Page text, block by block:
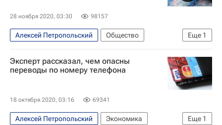
28 ноября 2020, 03:30 98157
Еще 1
Алексей Петропольский
Общество
Деньги
Эксперт рассказал, чем опасны
переводы по номеру телефона
18 октября 2020, 03:16 69341
Еще 1
Алексей Петропольский
Экономика